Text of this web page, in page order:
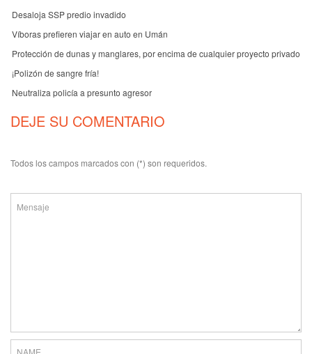
Desaloja SSP predio invadido
Víboras prefieren viajar en auto en Umán
Protección de dunas y manglares, por encima de cualquier proyecto privado
¡Polizón de sangre fría!
Neutraliza policía a presunto agresor
DEJE SU COMENTARIO
Todos los campos marcados con (*) son requeridos.